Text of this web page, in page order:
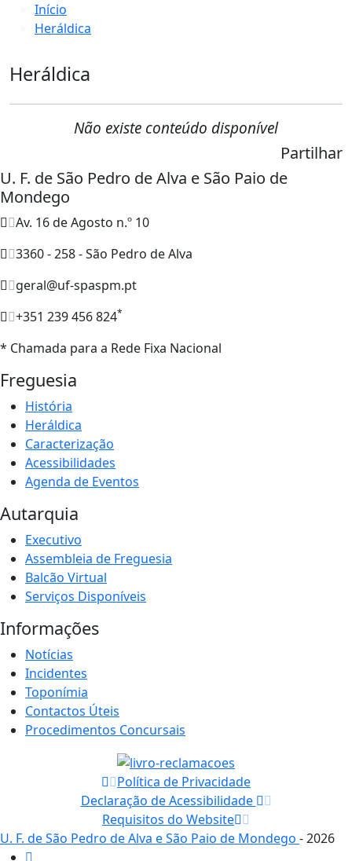
Início
Heráldica
Heráldica
Não existe conteúdo disponível
Partilhar
U. F. de São Pedro de Alva e São Paio de
Mondego
Av. 16 de Agosto n.º 10
3360 - 258 - São Pedro de Alva
geral@uf-spaspm.pt
+351 239 456 824*
* Chamada para a Rede Fixa Nacional
Freguesia
História
Heráldica
Caracterização
Acessibilidades
Agenda de Eventos
Autarquia
Executivo
Assembleia de Freguesia
Balcão Virtual
Serviços Disponíveis
Informações
Notícias
Incidentes
Toponímia
Contactos Úteis
Procedimentos Concursais
Política de Privacidade
Declaração de Acessibilidade
Requisitos do Website
U. F. de São Pedro de Alva e São Paio de Mondego - 2026